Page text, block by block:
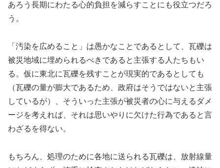
あろう長期にわたる心的負担を減らすことにも役立つだろ
う。
「汚染を広めること」は愚かなことであるとして、瓦礫は
被災地域に埋められるべきであると主張する人たちもい
る。仮に東北に瓦礫を残すことが現実的であるとしても
（瓦礫の量が膨大であるため、政府はそうではないと主張
しているが）、そういった主張が被災者の心に与えるダメ
ージを考えれば、それは思いやりに欠けた行為であると言
わざるを得ない。
もちろん、処理のために各地に送られる瓦礫は、放射線量